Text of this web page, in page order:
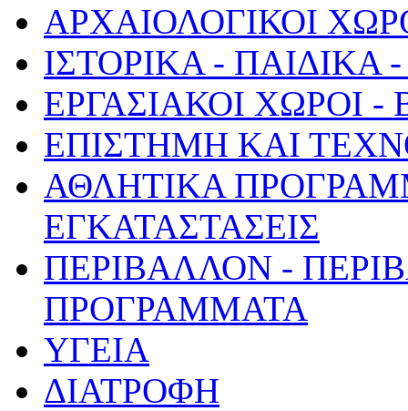
ΑΡΧΑΙΟΛΟΓΙΚΟΙ
ΙΣΤΟΡΙΚΑ -
ΕΡΓΑΣΙΑΚΟΙ ΧΩΡΟΙ
ΕΠΙΣΤΗΜΗ ΚΑΙ
ΑΘΛΗΤΙΚΑ
ΕΓΚΑΤΑΣΤΑΣΕΙΣ
ΠΕΡΙΒΑΛΛΟΝ -
ΠΡΟΓΡΑΜΜΑΤΑ
ΥΓΕΙΑ
ΔΙΑΤΡΟΦΗ